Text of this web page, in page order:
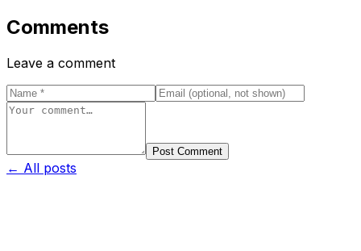
Comments
Leave a comment
Post Comment
← All posts